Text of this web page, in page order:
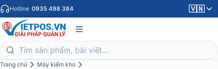
Hotline 0935 498 384 🇻🇳
Trang chủ
Máy kiểm kho